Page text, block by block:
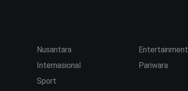
Nusantara
Internasional
Sport
Entertainment
Pariwara